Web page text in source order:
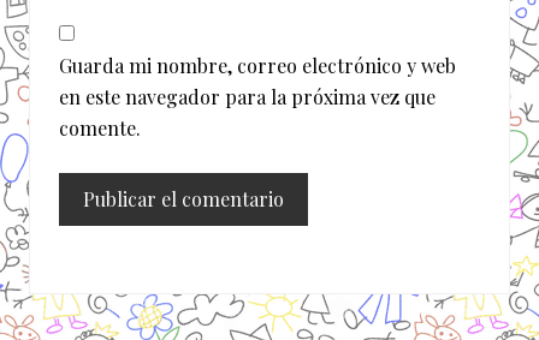
Guarda mi nombre, correo electrónico y web
en este navegador para la próxima vez que
comente.